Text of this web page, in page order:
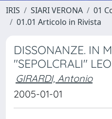
IRIS SIARI VERONA
01
01.01 Articolo in Rivista
DISSONANZE. IN
"SEPOLCRALI"
GIRARDI, Antonio
2005-01-01